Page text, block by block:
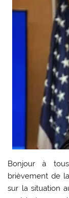
Bonjour à
brièvement de
sur la situation